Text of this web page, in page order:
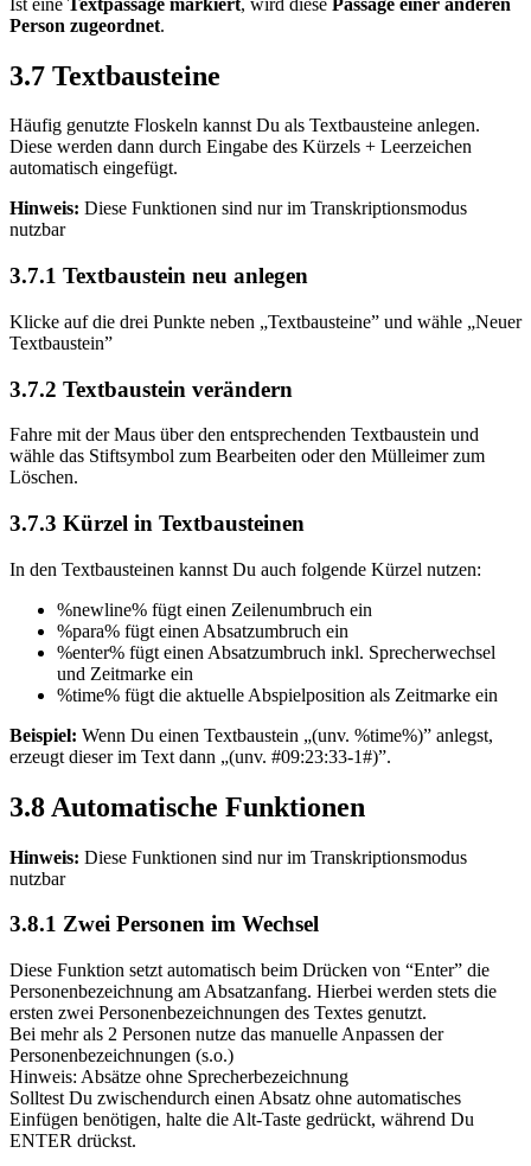
Person zugeordnet.
3.7 Textbausteine
Häufig genutzte Floskeln kannst Du als Textbausteine anlegen.
Diese werden dann durch Eingabe des Kürzels + Leerzeichen
automatisch eingefügt.
Hinweis: Diese Funktionen sind nur im Transkriptionsmodus
nutzbar
3.7.1 Textbaustein neu anlegen
Klicke auf die drei Punkte neben „Textbausteine” und wähle „Neuer
Textbaustein”
3.7.2 Textbaustein verändern
Fahre mit der Maus über den entsprechenden Textbaustein und
wähle das Stiftsymbol zum Bearbeiten oder den Mülleimer zum
Löschen.
3.7.3 Kürzel in Textbausteinen
In den Textbausteinen kannst Du auch folgende Kürzel nutzen:
%newline% fügt einen Zeilenumbruch ein
%para% fügt einen Absatzumbruch ein
%enter% fügt einen Absatzumbruch inkl. Sprecherwechsel
und Zeitmarke ein
%time% fügt die aktuelle Abspielposition als Zeitmarke ein
Beispiel: Wenn Du einen Textbaustein „(unv. %time%)” anlegst,
erzeugt dieser im Text dann „(unv. #09:23:33-1#)”.
3.8 Automatische Funktionen
Hinweis: Diese Funktionen sind nur im Transkriptionsmodus
nutzbar
3.8.1 Zwei Personen im Wechsel
Diese Funktion setzt automatisch beim Drücken von “Enter” die
Personenbezeichnung am Absatzanfang. Hierbei werden stets die
ersten zwei Personenbezeichnungen des Textes genutzt.
Bei mehr als 2 Personen nutze das manuelle Anpassen der
Personenbezeichnungen (s.o.)
Hinweis: Absätze ohne Sprecherbezeichnung
Solltest Du zwischendurch einen Absatz ohne automatisches
Einfügen benötigen, halte die Alt-Taste gedrückt, während Du
ENTER drückst.